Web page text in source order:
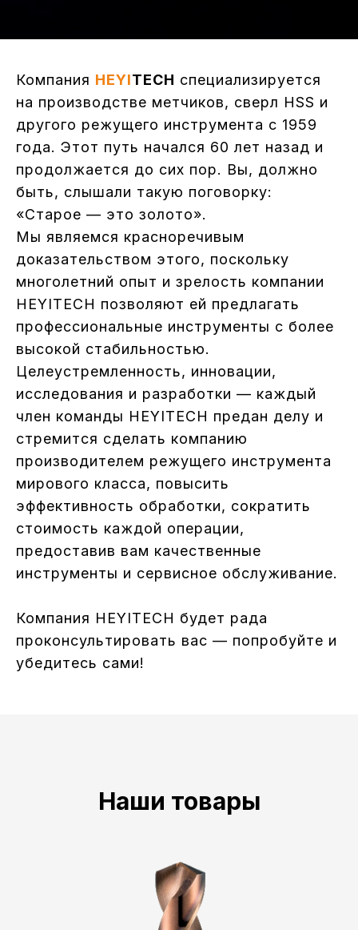
Компания HEYITECH специализируется
на производстве метчиков, сверл HSS и
другого режущего инструмента с 1959
года. Этот путь начался 60 лет назад и
продолжается до сих пор. Вы, должно
быть, слышали такую поговорку:
«Старое — это золото».
Мы являемся красноречивым
доказательством этого, поскольку
многолетний опыт и зрелость компании
HEYITECH позволяют ей предлагать
профессиональные инструменты с более
высокой стабильностью.
Целеустремленность, инновации,
исследования и разработки — каждый
член команды HEYITECH предан делу и
стремится сделать компанию
производителем режущего инструмента
мирового класса, повысить
эффективность обработки, сократить
стоимость каждой операции,
предоставив вам качественные
инструменты и сервисное обслуживание.
Компания HEYITECH будет рада
проконсультировать вас — попробуйте и
убедитесь сами!
Наши товары